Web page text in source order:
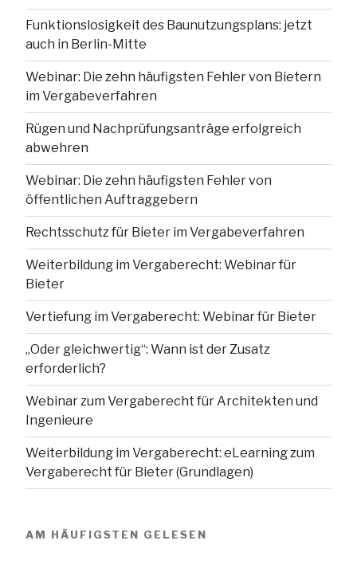
Funktionslosigkeit des Baunutzungsplans: jetzt
auch in Berlin-Mitte
Webinar: Die zehn häufigsten Fehler von Bietern
im Vergabeverfahren
Rügen und Nachprüfungsanträge erfolgreich
abwehren
Webinar: Die zehn häufigsten Fehler von
öffentlichen Auftraggebern
Rechtsschutz für Bieter im Vergabeverfahren
Weiterbildung im Vergaberecht: Webinar für
Bieter
Vertiefung im Vergaberecht: Webinar für Bieter
„Oder gleichwertig“: Wann ist der Zusatz
erforderlich?
Webinar zum Vergaberecht für Architekten und
Ingenieure
Weiterbildung im Vergaberecht: eLearning zum
Vergaberecht für Bieter (Grundlagen)
AM HÄUFIGSTEN GELESEN